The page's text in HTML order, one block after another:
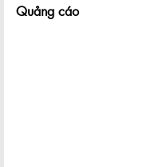
Quảng cáo